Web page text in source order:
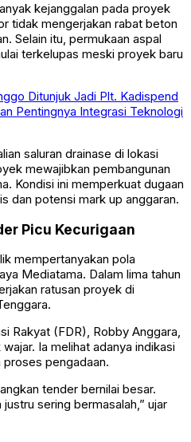
kejanggalan pada proyek
tidak mengerjakan rabat beton
Selain itu, permukaan aspal
terkelupas meski proyek baru
Ditunjuk Jadi Plt. Kadispend
Pentingnya Integrasi Teknologi
saluran drainase di lokasi
mewajibkan pembangunan
Kondisi ini memperkuat dugaan
dan potensi mark up anggaran.
Picu Kecurigaan
mempertanyakan pola
Mediatama. Dalam lima tahun
ratusan proyek di
Rakyat (FDR), Robby Anggara,
Ia melihat adanya indikasi
pengadaan.
tender bernilai besar.
sering bermasalah,” ujar